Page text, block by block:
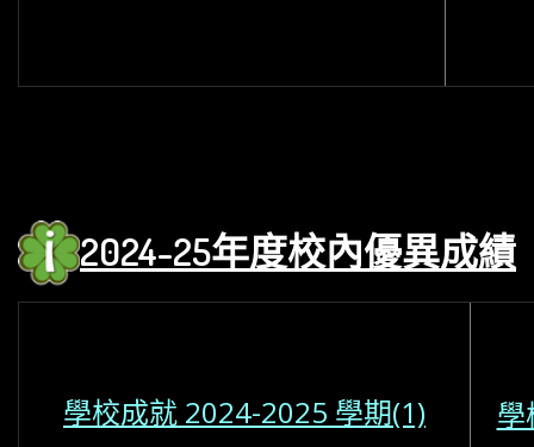
2024-25年度校內優異成績
學校成就 2024-2025 學期(1)